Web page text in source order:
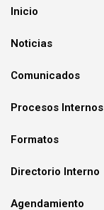
Inicio
Noticias
Comunicados
Procesos Internos
Formatos
Directorio Interno
Agendamiento